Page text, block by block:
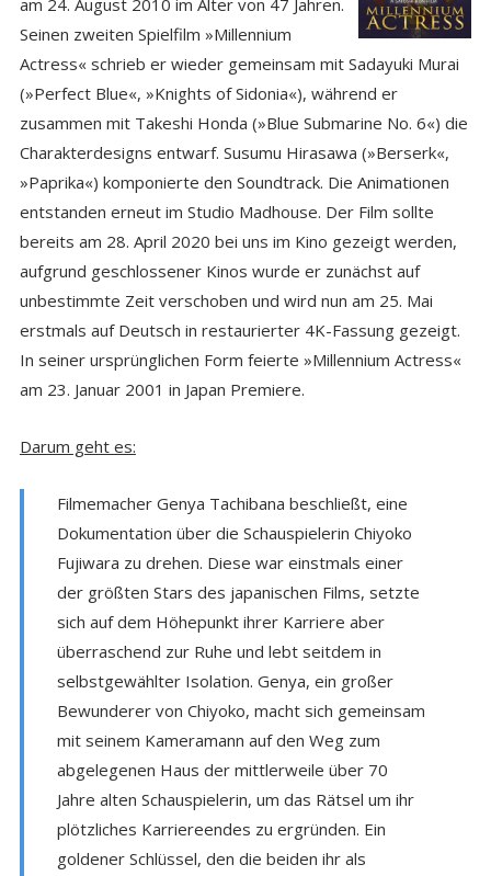
am 24. August 2010 im Alter von 47 Jahren.
Seinen zweiten Spielfilm »Millennium
Actress« schrieb er wieder gemeinsam mit Sadayuki Murai
(»Perfect Blue«, »Knights of Sidonia«), während er
zusammen mit Takeshi Honda (»Blue Submarine No. 6«) die
Charakterdesigns entwarf. Susumu Hirasawa (»Berserk«,
»Paprika«) komponierte den Soundtrack. Die Animationen
entstanden erneut im Studio Madhouse. Der Film sollte
bereits am 28. April 2020 bei uns im Kino gezeigt werden,
aufgrund geschlossener Kinos wurde er zunächst auf
unbestimmte Zeit verschoben und wird nun am 25. Mai
erstmals auf Deutsch in restaurierter 4K-Fassung gezeigt.
In seiner ursprünglichen Form feierte »Millennium Actress«
am 23. Januar 2001 in Japan Premiere.
Darum geht es:
Filmemacher Genya Tachibana beschließt, eine
Dokumentation über die Schauspielerin Chiyoko
Fujiwara zu drehen. Diese war einstmals einer
der größten Stars des japanischen Films, setzte
sich auf dem Höhepunkt ihrer Karriere aber
überraschend zur Ruhe und lebt seitdem in
selbstgewählter Isolation. Genya, ein großer
Bewunderer von Chiyoko, macht sich gemeinsam
mit seinem Kameramann auf den Weg zum
abgelegenen Haus der mittlerweile über 70
Jahre alten Schauspielerin, um das Rätsel um ihr
plötzliches Karriereendes zu ergründen. Ein
goldener Schlüssel, den die beiden ihr als